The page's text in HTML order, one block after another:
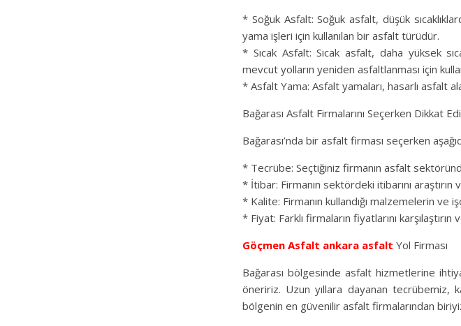
* Soğuk Asfalt: Soğuk asfalt, düşük
yama işleri için kullanılan bir asfalt türüdür.
* Sıcak Asfalt: Sıcak asfalt, daha yüksek
mevcut yolların yeniden asfaltlanması için
* Asfalt Yama: Asfalt yamaları, hasarlı asfalt
Bağarası Asfalt Firmalarını Seçerken Dikkat
Bağarası’nda bir asfalt firması seçerken
* Tecrübe: Seçtiğiniz firmanın asfalt
* İtibar: Firmanın sektördeki itibarını
* Kalite: Firmanın kullandığı malzemelerin ve
* Fiyat: Farklı firmaların fiyatlarını
Göçmen Asfalt ankara asfalt Yol Firması
Bağarası bölgesinde asfalt hizmetlerine
öneririz. Uzun yıllara dayanan tecrübemiz,
bölgenin en güvenilir asfalt firmalarından